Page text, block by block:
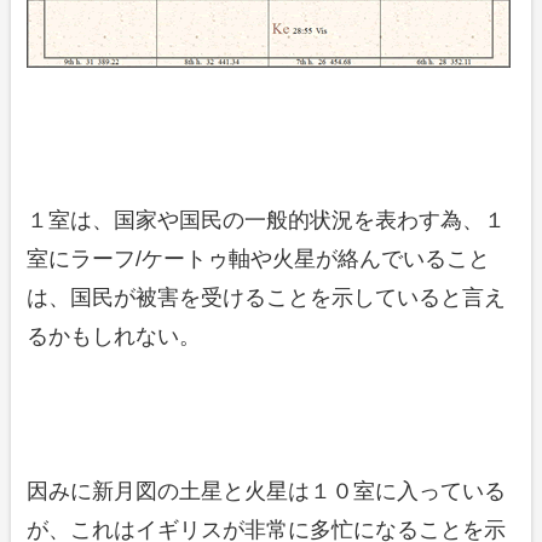
１室は、国家や国民の一般的状況を表わす為、１
室にラーフ/ケートゥ軸や火星が絡んでいること
は、国民が被害を受けることを示していると言え
るかもしれない。
因みに新月図の土星と火星は１０室に入っている
が、これはイギリスが非常に多忙になることを示